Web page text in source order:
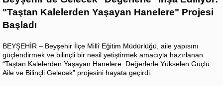
"Taştan Kalelerden Yaşayan Hanelere" Projesi
Başladı
BEYŞEHİR – Beyşehir İlçe Millî Eğitim Müdürlüğü, aile yapısını
güçlendirmek ve bilinçli bir nesil yetiştirmek amacıyla hazırlanan
“Taştan Kalelerden Yaşayan Hanelere: Değerlerle Yükselen Güçlü
Aile ve Bilinçli Gelecek” projesini hayata geçirdi.